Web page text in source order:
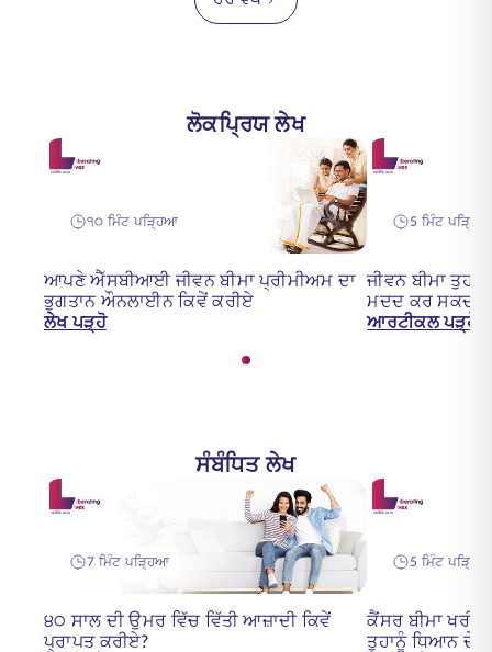
ਲੋਕਪ੍ਰਿਯ ਲੇਖ
੧੦ ਮਿੰਟ ਪੜ੍ਹਿਆ
ਆਪਣੇ ਐੱਸਬੀਆਈ ਜੀਵਨ ਬੀਮਾ ਪ੍ਰੀਮੀਅਮ ਦਾ
ਭੁਗਤਾਨ ਔਨਲਾਈਨ ਕਿਵੇਂ ਕਰੀਏ
ਲੇਖ ਪੜ੍ਹੋ
5 ਮਿੰਟ ਪੜ੍ਹਿਆ
ਜੀਵਨ ਬੀਮਾ
ਮਦਦ ਕਰ ਸਕਦਾ
ਆਰਟੀਕਲ ਪੜ੍ਹੋ
ਸੰਬੰਧਿਤ ਲੇਖ
7 ਮਿੰਟ ਪੜ੍ਹਿਆ
੪੦ ਸਾਲ ਦੀ ਉਮਰ ਵਿੱਚ ਵਿੱਤੀ ਆਜ਼ਾਦੀ ਕਿਵੇਂ
ਪ੍ਰਾਪਤ ਕਰੀਏ?
5 ਮਿੰਟ ਪੜ੍ਹਿਆ
ਕੈਂਸਰ ਬੀਮਾ
ਤੁਹਾਨੂੰ ਧਿਆਨ ਦੇਣ